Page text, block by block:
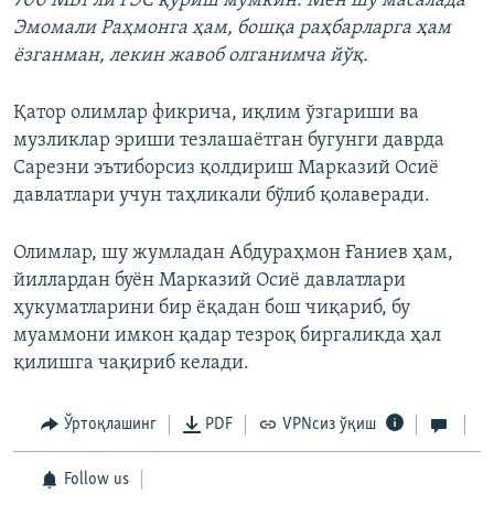
Эмомали Раҳмонга ҳам, бошқа раҳбарларга ҳам
ёзганман, лекин жавоб олганимча йўқ.
Қатор олимлар фикрича, иқлим ўзгариши ва
музликлар эриши тезлашаётган бугунги даврда
Сарезни эътиборсиз қолдириш Марказий Осиё
давлатлари учун таҳликали бўлиб қолаверади.
Олимлар, шу жумладан Абдураҳмон Ғаниев ҳам,
йиллардан буён Марказий Осиё давлатлари
ҳукуматларини бир ёқадан бош чиқариб, бу
муаммони имкон қадар тезроқ биргаликда ҳал
қилишга чақириб келади.
Ўртоқлашинг PDF VPNсиз ўқиш
Follow us